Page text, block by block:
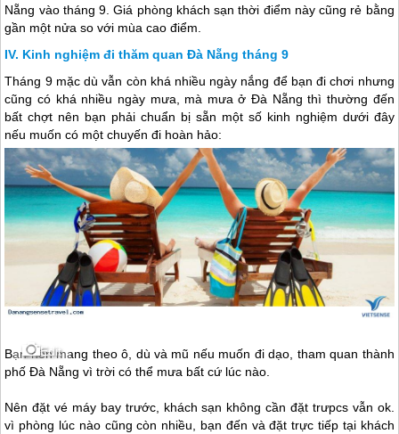
Nẵng vào tháng 9. Giá phòng khách sạn thời điểm này cũng rẻ bằng
gần một nửa so với mùa cao điểm.
Kinh nghiệm đi thăm quan Đà Nẵng tháng 9
Tháng 9 mặc dù vẫn còn khá nhiều ngày nắng để bạn đi chơi nhưng
cũng có khá nhiều ngày mưa, mà mưa ởĐà Nẵng thì thường đến
bất chợt nên bạn phải chuẩn bị sẵn một số kinh nghiệm dưới đây
nếu muốn có một chuyến đi hoàn hảo:
Edit
Bạn nên mang theo ô, dù và mũ nếu muốn đi dạo, tham quan thành
phốĐà Nẵng vì trời có thể mưa bất cứ lúc nào.
Nên đặt vé máy bay trước, khách sạn không cần đặt trưpcs vẫn ok.
vì phòng lúc nào cũng còn nhiều, bạn đến và đặt trực tiếp tại khách